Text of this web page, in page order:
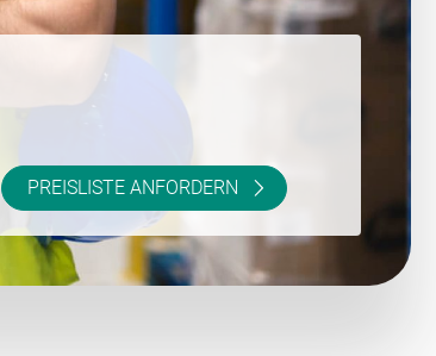
PREISLISTE ANFORDERN